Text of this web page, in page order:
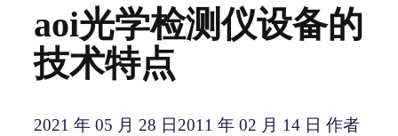
aoi光学检测仪设备的
技术特点
2021 年 05 月 28 日2011 年 02 月 14 日 作者